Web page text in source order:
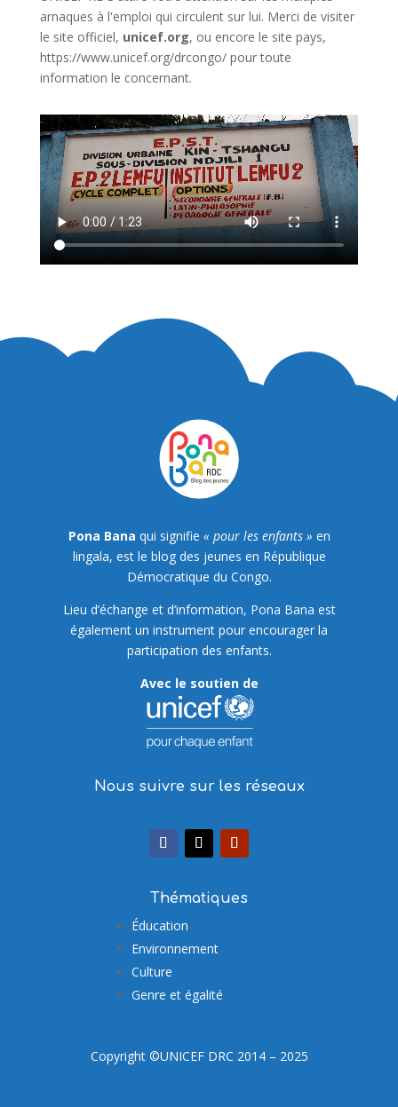
arnaques à l'emploi qui circulent sur lui. Merci de visiter
le site officiel, unicef.org, ou encore le site pays,
https://www.unicef.org/drcongo/pour toute
information le concernant.
Pona Bana qui signifie « pour les enfants » en
lingala, est le blog des jeunes en République
Démocratique du Congo.
Lieu d’échange et d’information, Pona Bana est
également un instrument pour encourager la
participation des enfants.
Avec le soutien de
Nous suivre sur les réseaux
Thématiques
Éducation
Environnement
Culture
Genre et égalité
Copyright ©UNICEF DRC 2014 – 2025